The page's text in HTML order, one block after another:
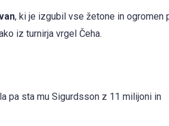
, ki je izgubil vse žetone in ogromen
iz turnirja vrgel Čeha.
pa sta mu Sigurdsson z 11 milijoni in